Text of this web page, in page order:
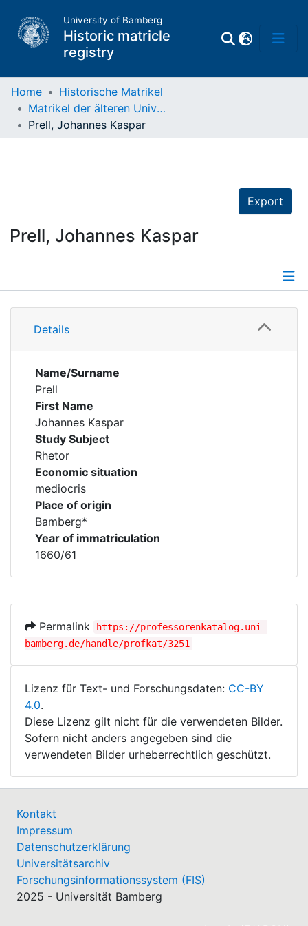
University of Bamberg
Historic matricle
registry
Matrikel
Home
Historische Matrikel
Matrikel der älteren Universität
Prell, Johannes Kaspar
Export
Prell, Johannes Kaspar
Details
Details
Name/Surname
Prell
First Name
Johannes Kaspar
Study Subject
Rhetor
Economic situation
mediocris
Place of origin
Bamberg*
Year of immatriculation
1660/61
Permalink
https://professorenkatalog.uni-
bamberg.de/handle/profkat/3251
Lizenz für Text- und Forschungsdaten: CC-BY
4.0.
Diese Lizenz gilt nicht für die verwendeten Bilder.
Sofern nicht anders angegeben sind die
verwendeten Bilder urheberrechtlich geschützt.
Kontakt
Impressum
Datenschutzerklärung
Universitätsarchiv
Forschungsinformationssystem (FIS)
2025 - Universität Bamberg